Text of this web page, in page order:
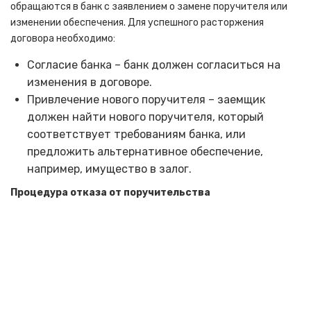
обращаются в банк с заявлением о замене поручителя или
изменении обеспечения. Для успешного расторжения
договора необходимо:
Согласие банка – банк должен согласиться на
изменения в договоре.
Привлечение нового поручителя – заемщик
должен найти нового поручителя, который
соответствует требованиям банка, или
предложить альтернативное обеспечение,
например, имущество в залог.
Процедура отказа от поручительства